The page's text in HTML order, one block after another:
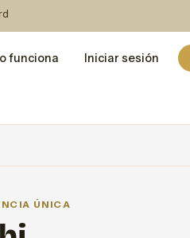
funciona Iniciar sesión
ÚNICA